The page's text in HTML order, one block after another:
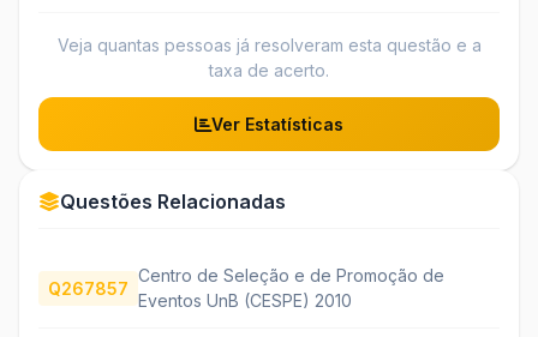
Veja quantas pessoas já resolveram esta questão e a
taxa de acerto.
Ver Estatísticas
Questões Relacionadas
Q267857
Centro de Seleção e de Promoção de
Eventos UnB (CESPE) 2010